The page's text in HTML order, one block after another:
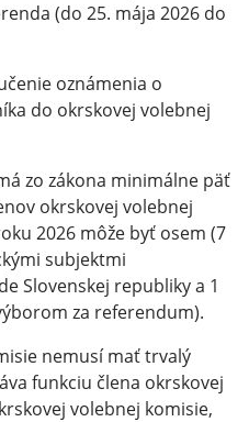
(do 25. mája 2026 do
oznámenia o
do okrskovej volebnej
zo zákona minimálne päť
okrskovej volebnej
2026 môže byť osem (7
subjektmi
Slovenskej republiky a 1
za referendum).
nemusí mať trvalý
funkciu člena okrskovej
volebnej komisie,